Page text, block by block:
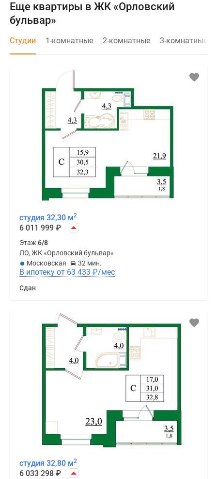
Еще квартиры в ЖК «Орловский
бульвар»
Студии 1-комнатные 2-комнатные 3-комнатные
студия 32,30 м2
6 011 999 ₽
Этаж6/8
ЛО, ЖК «Орловский бульвар»
Московская
32 мин.
В ипотеку от 63 433 ₽/мес
Сдан
студия 32,80 м2
6 033 298 ₽